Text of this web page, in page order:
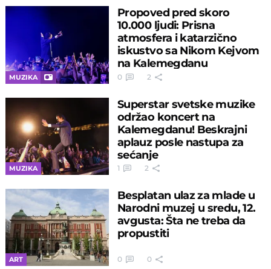
MUZIKA
Propoved pred skoro
10.000 ljudi: Prisna
atmosfera i katarzično
iskustvo sa Nikom Kejvom
na Kalemegdanu
0 2
MUZIKA
Superstar svetske muzike
održao koncert na
Kalemegdanu! Beskrajni
aplauz posle nastupa za
sećanje
1 2
ART
Besplatan ulaz za mlade u
Narodni muzej u sredu, 12.
avgusta: Šta ne treba da
propustiti
0 0